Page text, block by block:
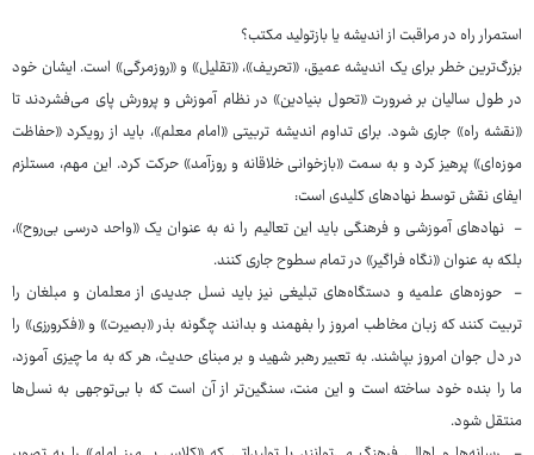
استمرار راه در مراقبت از اندیشه یا بازتولید مکتب؟
بزرگ‌ترین خطر برای یک اندیشه عمیق، «تحریف»، «تقلیل» و «روزمرگی» است. ایشان خود
در طول سالیان بر ضرورت «تحول بنیادین» در نظام آموزش و پرورش پای می‌فشردند تا
«نقشه راه» جاری شود. برای تداوم اندیشه تربیتی «امام معلم»، باید از رویکرد «حفاظت
موزه‌ای» پرهیز کرد و به سمت «بازخوانی خلاقانه و روزآمد» حرکت کرد. این مهم، مستلزم
ایفای نقش توسط نهادهای کلیدی است:
- نهادهای آموزشی و فرهنگی باید این تعالیم را نه به عنوان یک «واحد درسی بی‌روح»،
بلکه به عنوان «نگاه فراگیر» در تمام سطوح جاری کنند.
- حوزه‌های علمیه و دستگاه‌های تبلیغی نیز باید نسل جدیدی از معلمان و مبلغان را
تربیت کنند که زبان مخاطب امروز را بفهمند و بدانند چگونه بذر «بصیرت» و «فکرورزی» را
در دل جوان امروز بپاشند. به تعبیر رهبر شهید و بر مبنای حدیث، هر که به ما چیزی آموزد،
ما را بنده خود ساخته است و این منت، سنگین‌تر از آن است که با بی‌توجهی به نسل‌ها
منتقل شود.